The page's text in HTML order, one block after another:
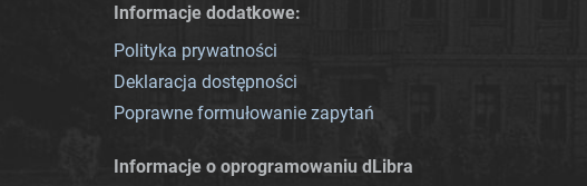
Informacje dodatkowe:
Polityka prywatności
Deklaracja dostępności
Poprawne formułowanie zapytań
Informacje o oprogramowaniu dLibra